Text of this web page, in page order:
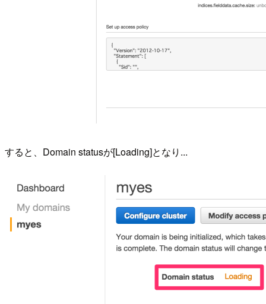
すると、Domain statusが[Loading]となり...